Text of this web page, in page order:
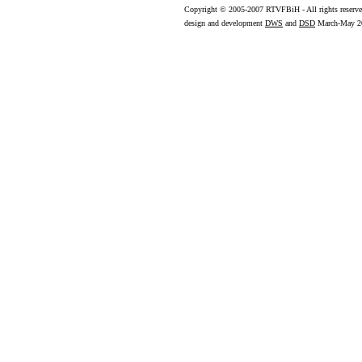
Copyright © 2005-2007 RTVFBiH - All rights
design and development DWS and DSD March-May